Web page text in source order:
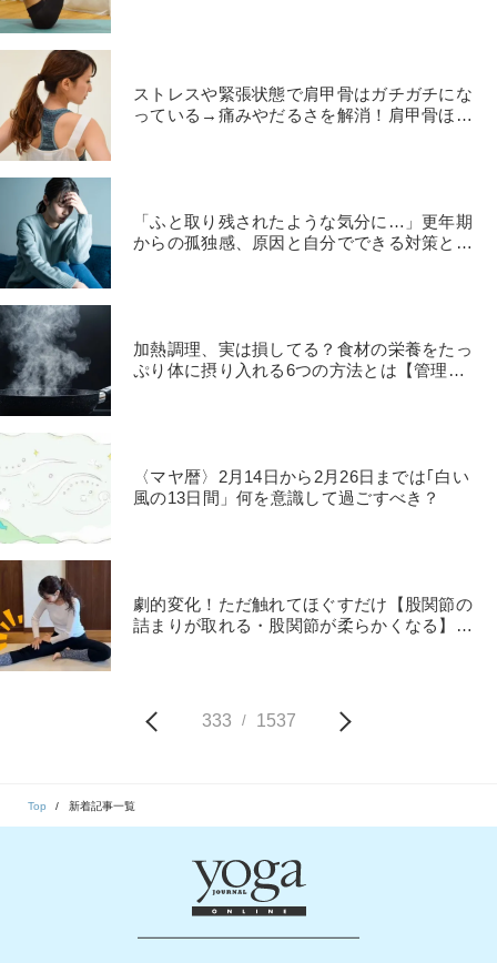
ストレスや緊張状態で肩甲骨はガチガチにな
っている→痛みやだるさを解消！肩甲骨ほぐ
「ふと取り残されたような気分に…」更年期
からの孤独感、原因と自分でできる対策と
加熱調理、実は損してる？食材の栄養をたっ
ぷり体に摂り入れる6つの方法とは【管理栄
〈マヤ暦〉2月14日から2月26日までは｢白い
風の13日間」何を意識して過ごすべき？
劇的変化！ただ触れてほぐすだけ【股関節の
詰まりが取れる・股関節が柔らかくなる】ゆ
333 / 1537
Top 新着記事一覧